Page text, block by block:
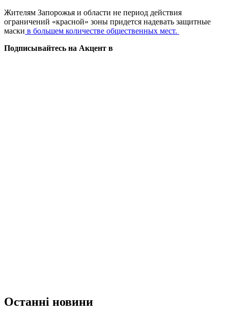
Жителям Запорожья и области не период действия
ограничений «красной» зоны придется надевать защитные
маски в большем количестве общественных мест.
Подписывайтесь на Акцент в
Останні новини